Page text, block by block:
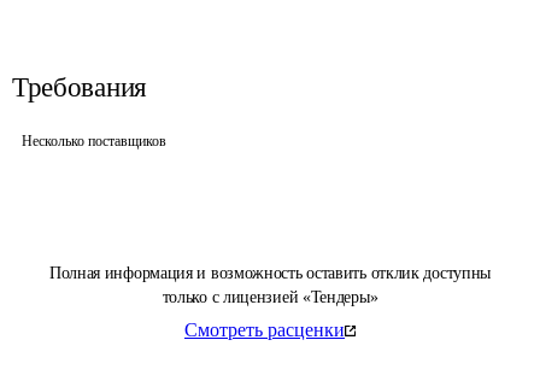
Полная информация и возможность оставить отклик доступны
только с лицензией «Тендеры»
Смотреть расценки
Требования
Несколько поставщиков